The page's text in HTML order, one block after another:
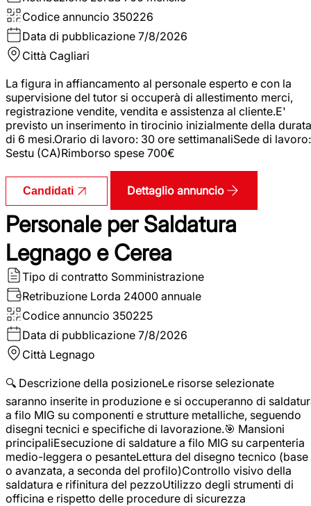
Codice annuncio 350226
Data di pubblicazione 7/8/2026
Città Cagliari
La figura in affiancamento al personale esperto e con la
supervisione del tutor si occuperà di allestimento merci,
registrazione vendite, vendita e assistenza al cliente.E'
previsto un inserimento in tirocinio inizialmente della durata
di 6 mesi.Orario di lavoro: 30 ore settimanaliSede di lavoro:
Sestu (CA)Rimborso spese 700€
Candidati Dettaglio annuncio
Personale per Saldatura
Legnago e Cerea
Tipo di contratto Somministrazione
Retribuzione Lorda 24000 annuale
Codice annuncio 350225
Data di pubblicazione 7/8/2026
Città Legnago
🔍 Descrizione della posizioneLe risorse selezionate
saranno inserite in produzione e si occuperanno di
a filo MIG su componenti e strutture metalliche, seguendo
disegni tecnici e specifiche di lavorazione.🎯 Mansioni
principaliEsecuzione di saldature a filo MIG su carpenteria
medio-leggera o pesanteLettura del disegno tecnico (base
o avanzata, a seconda del profilo)Controllo visivo della
saldatura e rifinitura del pezzoUtilizzo degli strumenti di
officina e rispetto delle procedure di sicurezza